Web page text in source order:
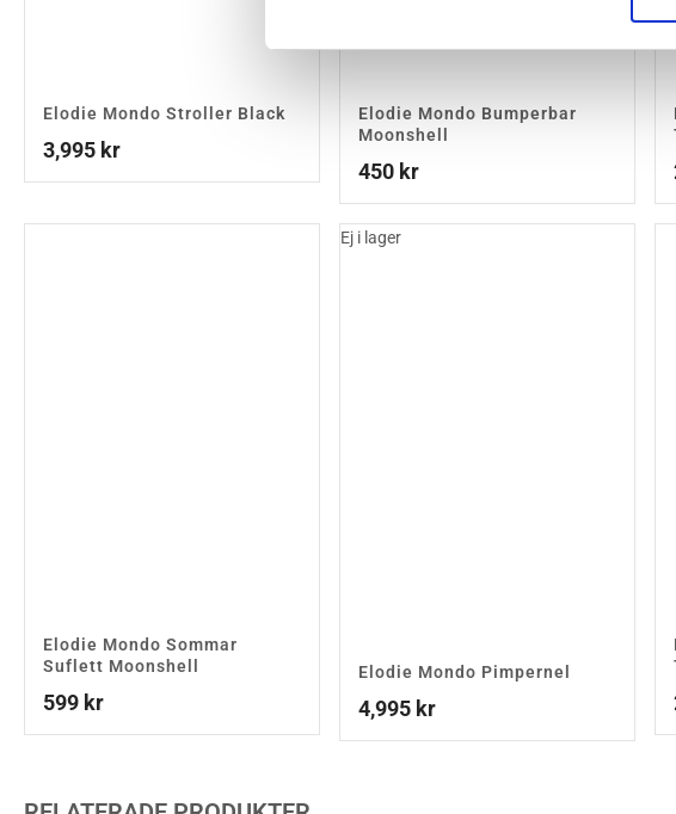
Elodie Mondo Stroller Black
3,995 kr
Elodie Mondo Bumperbar
Moonshell
450 kr
Elodie Mondo Sommar
Suflett Moonshell
599 kr
Ej i lager
Elodie Mondo Pimpernel
4,995 kr